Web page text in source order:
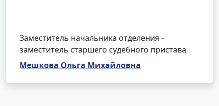
Заместитель начальника отделения -
заместитель старшего судебного пристава
Мешкова Ольга Михайловна